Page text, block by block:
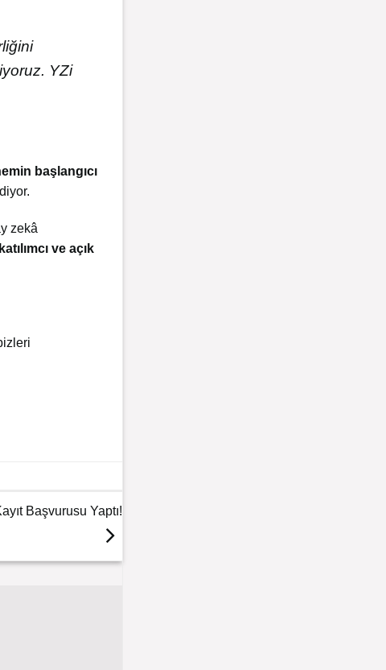
YZi
başlangıcı
zekâ
katılımcı ve açık
Başvurusu Yaptı!